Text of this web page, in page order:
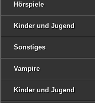
Hörspiele
Kinder und Jugend
Sonstiges
Vampire
Kinder und Jugend